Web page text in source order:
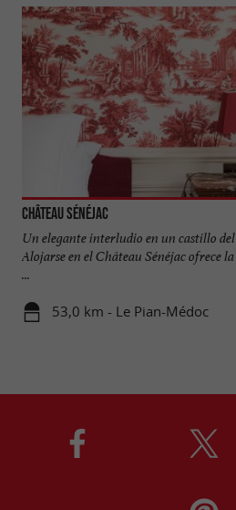
Château Sénéjac
Un elegante interludio en un castillo
Alojarse en el Château Sénéjac ofrece
...
53,0 km - Le Pian-Médoc